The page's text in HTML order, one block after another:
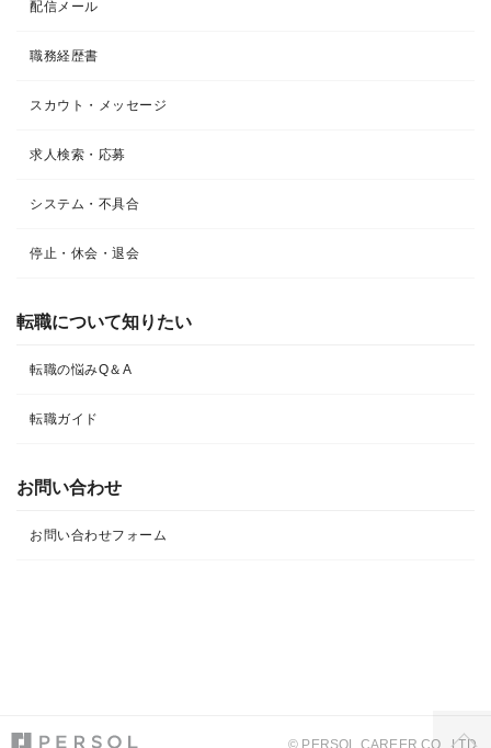
配信メール
職務経歴書
スカウト・メッセージ
求人検索・応募
システム・不具合
停止・休会・退会
転職について知りたい​
転職の悩みQ＆A​
転職ガイド
お問い合わせ
お問い合わせフォーム
© PERSOL CAREER CO., LTD.